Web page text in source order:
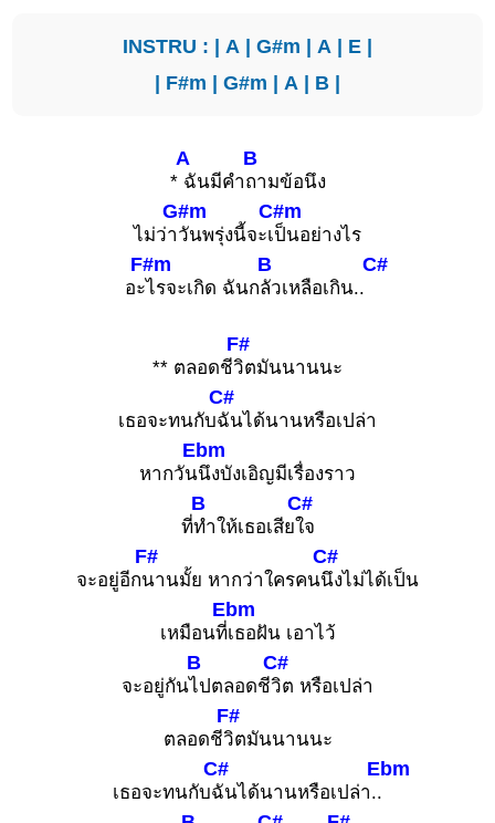
INSTRU : | A | G#m | A | E |
| F#m | G#m | A | B |
*
A
ฉันมีคำ
B
ถามข้อนึง
ไม่ว่า
G#m
วันพรุ่งนี้จะเ
C#m
ป็นอย่างไร
อะ
F#m
ไรจะเกิด ฉันก
B
ลัวเหลือเกิน..
C#
** ตลอดชี
F#
วิตมันนานนะ
เธอจะทนกับ
C#
ฉันได้นานหรือเปล่า
หากวัน
Ebm
นึงบังเอิญมีเรื่องราว
ที่
B
ทำให้เธอเสีย
C#
ใจ
จะอยู่อีก
F#
นานมั้ย หากว่าใครคน
C#
นึงไม่ได้เป็น
เหมือนที่
Ebm
เธอฝัน เอาไว้
จะอยู่กัน
B
ไปตลอดชี
C#
วิต หรือเปล่า
ตลอดชี
F#
วิตมันนานนะ
เธอจะทนกับ
C#
ฉันได้นานหรือเปล่า..
Ebm